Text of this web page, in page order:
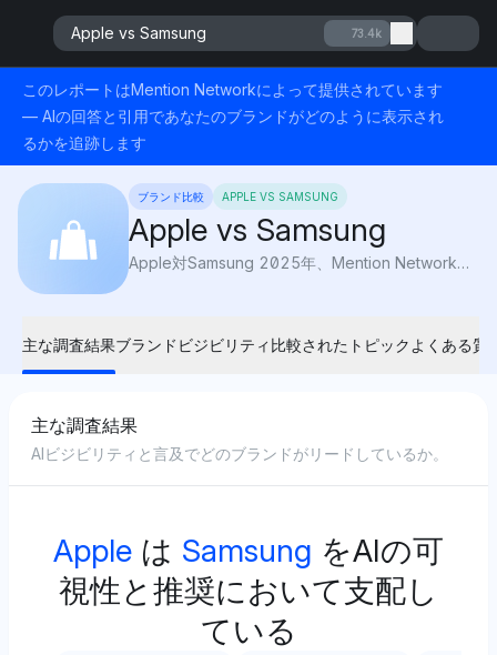
Apple vs Samsung 73.4k
このレポートはMention Networkによって提供されています
— AIの回答と引用であなたのブランドがどのように表示され
るかを追跡します
ブランド比較 APPLE VS SAMSUNG
Apple vs Samsung
Apple対Samsung 2025年、Mention Networkによる：AIの可視性は、スマートフォン時代においてどのブランドが革新、デザイン、エコシステムの力でリードしているかを明らかにします。
主な調査結果ブランドビジビリティ 比較されたトピック よくある質
主な調査結果
AIビジビリティと言及でどのブランドがリードしているか。
Apple は Samsung をAIの可
視性と推奨において支配し
ている